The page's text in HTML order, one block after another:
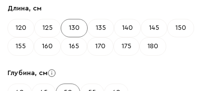
Длина, см
120 125 130 135 140 145 150
155 160 165 170 175 180
Глубина, см